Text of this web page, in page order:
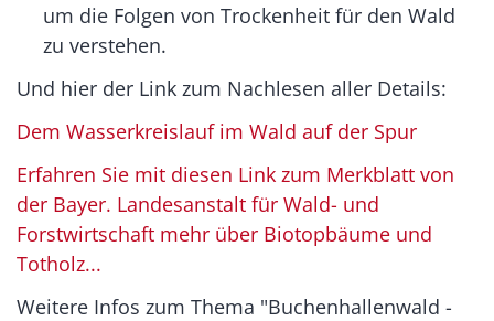
um die Folgen von Trockenheit für den Wald
zu verstehen.
Und hier der Link zum Nachlesen aller Details:
Dem Wasserkreislauf im Wald auf der Spur
Erfahren Sie mit diesen Link zum Merkblatt von
der Bayer. Landesanstalt für Wald- und
Forstwirtschaft mehr über Biotopbäume und
Totholz...
Weitere Infos zum Thema "Buchenhallenwald -